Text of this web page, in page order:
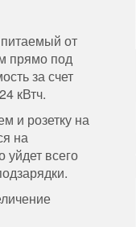
от
прямо под
за счет
кВтч.
и розетку на
на
уйдет всего